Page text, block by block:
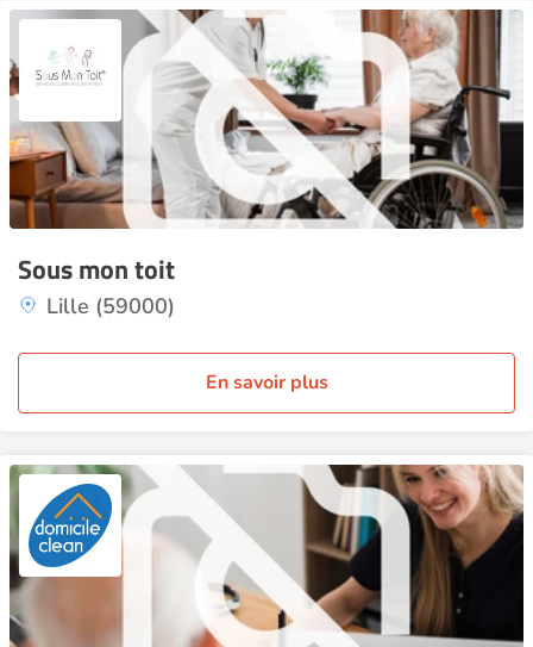
Sous mon toit
Lille (59000)
En savoir plus